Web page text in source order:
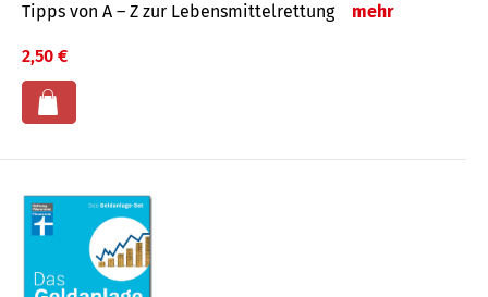
Tipps von A – Z zur Lebensmittelrettung mehr
2,50 €